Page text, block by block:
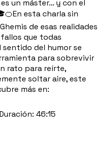
un máster… y con el
esta charla sin
de esas realidades
que todas
del humor se
para sobrevivir
rato para reírte,
soltar aire, este
más en:
46:15